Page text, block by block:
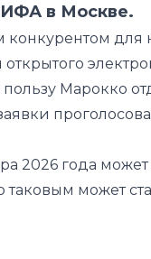
в Москве.
для
открытого
Марокко
2026 года может
таковым может